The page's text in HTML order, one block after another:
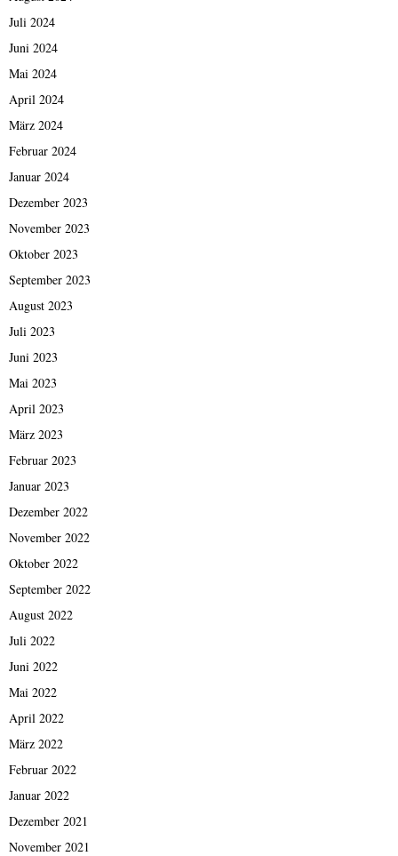
Juli 2024
Juni 2024
Mai 2024
April 2024
März 2024
Februar 2024
Januar 2024
Dezember 2023
November 2023
Oktober 2023
September 2023
August 2023
Juli 2023
Juni 2023
Mai 2023
April 2023
März 2023
Februar 2023
Januar 2023
Dezember 2022
November 2022
Oktober 2022
September 2022
August 2022
Juli 2022
Juni 2022
Mai 2022
April 2022
März 2022
Februar 2022
Januar 2022
Dezember 2021
November 2021